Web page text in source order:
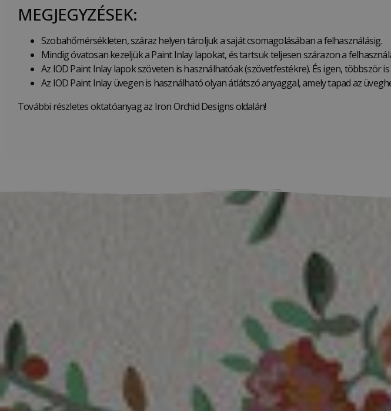
MEGJEGYZÉSEK:
Szobahőmérsékleten, száraz helyen tároljuk a saját csomagolásában a felhasználásig.
Mindig óvatosan kezeljük a Paint Inlay lapokat, és tartsuk teljesen szárazon a
Az IOD Paint Inlay lapok szöveten is használhatóak (szövetfestékre). És igen, többször
Az IOD Paint Inlay üvegen is használható olyan átlátszó anyaggal, amely tapad az
További részletes oktatóanyag az Iron Orchid Designs oldalán!